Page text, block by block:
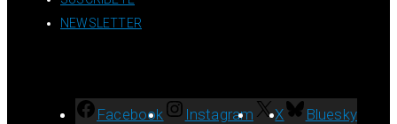
NEWSLETTER
Facebook Instagram X
Bluesky